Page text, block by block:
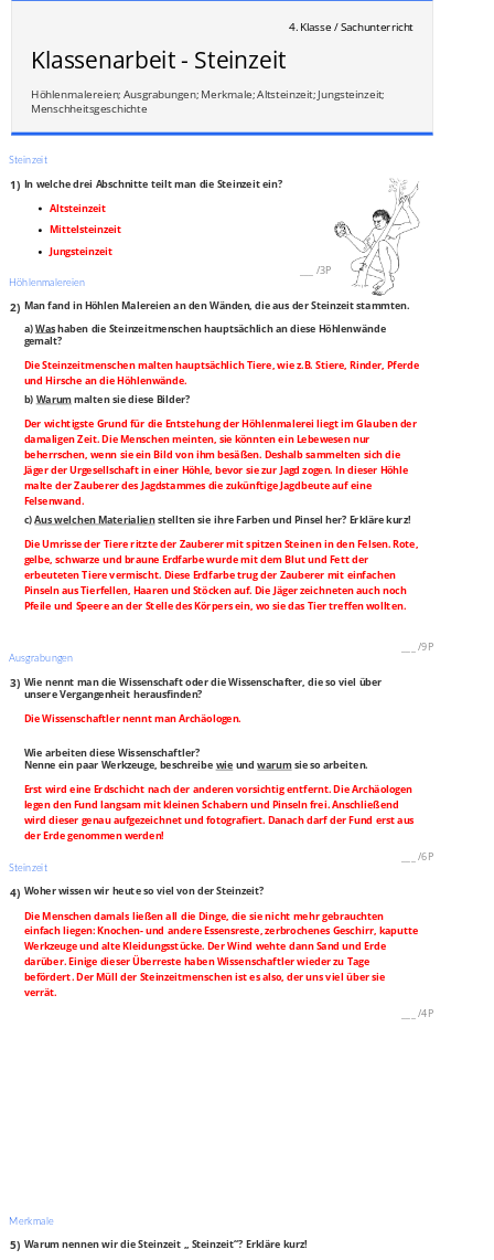
4. Klasse / Sachunterricht
Klassenarbeit - Steinzeit
Höhlenmalereien; Ausgrabungen; Merkmale; Altsteinzeit; Jungsteinzeit;
Menschheitsgeschichte
Steinzeit
1) In welche drei Abschnitte teilt man die Steinzeit ein?
Altsteinzeit
Mittelsteinzeit
Jungsteinzeit
/3P
Höhlenmalereien
2) Man fand in Höhlen Malereien an den Wänden, die aus der Steinzeit stammten.
a)Washaben die Steinzeitmenschen hauptsächlich an diese Höhlenwände
gemalt?
Die Steinzeitmenschen malten hauptsächlich Tiere, wie z.B. Stiere, Rinder, Pferde
und Hirsche an die Höhlenwände.
b) Warummalten sie diese Bilder?
Der wichtigste Grund für die Entstehung der Höhlenmalerei liegt im Glauben der
damaligen Zeit. Die Menschen meinten, sie könnten ein Lebewesen nur
beherrschen, wenn sie ein Bild von ihm besäßen. Deshalb sammelten sich die
Jäger der Urgesellschaft in einer Höhle, bevor sie zur Jagd zogen. In dieser Höhle
malte der Zauberer des Jagdstammes die zukünftige Jagdbeute auf eine
Felsenwand.
c)Aus welchen Materialienstellten sie ihre Farben und Pinsel her? Erkläre kurz!
Die Umrisse der Tiere ritzte der Zauberer mit spitzen Steinen in den Felsen. Rote,
gelbe, schwarze und braune Erdfarbe wurde mit dem Blut und Fett der
erbeuteten Tiere vermischt. Diese Erdfarbe trug der Zauberer mit einfachen
Pinseln aus Tierfellen, Haaren und Stöcken auf. Die Jäger zeichneten auch noch
Pfeile und Speere an der Stelle des Körpers ein, wo sie das Tier treffen wollten.
/9P
Ausgrabungen
3) Wie nennt man die Wissenschaft oder die Wissenschafter, die so viel über
unsere Vergangenheit herausfinden?
Die Wissenschaftler nennt man Archäologen.
Wie arbeiten diese Wissenschaftler?
Nenne ein paar Werkzeuge, beschreibe wie undwarumsie so arbeiten.
Erst wird eine Erdschicht nach der anderen vorsichtig entfernt. Die Archäologen
legen den Fund langsam mit kleinen Schabern und Pinseln frei. Anschließend
wird dieser genau aufgezeichnet und fotografiert. Danach darf der Fund erst aus
der Erde genommen werden!
/6P
Steinzeit
4) Woher wissen wir heute so viel von der Steinzeit?
Die Menschen damals ließen all die Dinge, die sie nicht mehr gebrauchten
einfach liegen: Knochen- und andere Essensreste, zerbrochenes Geschirr, kaputte
Werkzeuge und alte Kleidungsstücke. Der Wind wehte dann Sand und Erde
darüber. Einige dieser Überreste haben Wissenschaftler wieder zu Tage
befördert. Der Müll der Steinzeitmenschen ist es also, der uns viel über sie
verrät.
/4P
Merkmale
5) Warum nennen wir die Steinzeit „ Steinzeit“? Erkläre kurz!